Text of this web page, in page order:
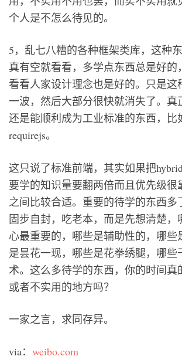
个人是不怎么待见的。
5，乱七八糟的各种框架类库，这种东
真有空就看看，多学点东西总是好的
看看人家设计理念也是好的。只是这
一波，然后大部分很快就消失了。真
还是能顺利成为工业标准的东西，比
requirejs。
这只说了标准前端，其实如果把
要学的知识量要翻两倍而且优先级很
之间比较合适。重要的待学的东西多
固步自封，吃老本，而是先想清楚，
心最重要的，哪些是辅助性的，哪些
是昙花一现，哪些是花拳绣腿，哪些
术。这么多待学的东西，你的时间真
或者不实用的地方吗？
一家之言，求同存异。
via： weibo.com